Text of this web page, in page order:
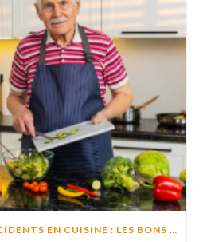
PRÉVENTION DES ACCIDENTS EN CUISINE : LES BONS RÉFLEXES POUR CUISINER EN TOUTE SÉCURITÉ